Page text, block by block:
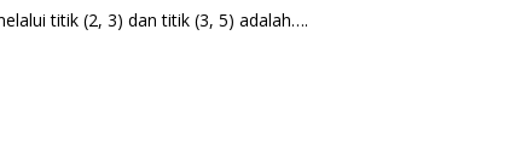
titik (2, 3) dan titik (3, 5) adalah….